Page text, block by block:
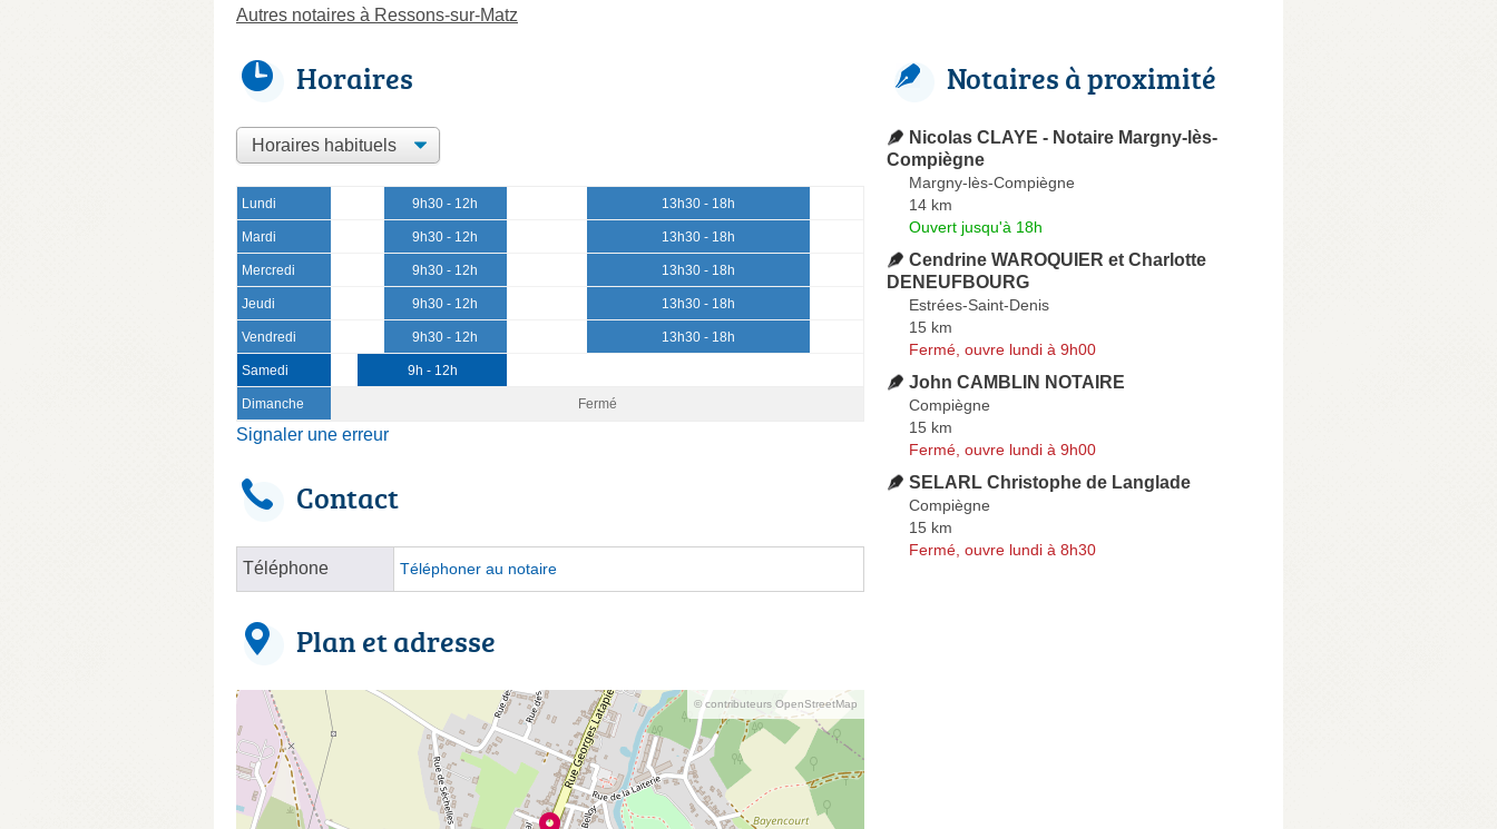
Autres notaires à Ressons-sur-Matz
Horaires
Lundi 9h30 - 12h 13h30 - 18h
Mardi 9h30 - 12h 13h30 - 18h
Mercredi 9h30 - 12h 13h30 - 18h
Jeudi 9h30 - 12h 13h30 - 18h
Vendredi 9h30 - 12h 13h30 - 18h
Samedi 9h - 12h
Dimanche Fermé
Signaler une erreur
Contact
Téléphone Téléphoner au notaire
Plan et adresse
© contributeurs OpenStreetMap
Notaires à proximité
Nicolas CLAYE - Notaire Margny-lès-
Compiègne
Margny-lès-Compiègne
14 km
Ouvert jusqu'à 18h
Cendrine WAROQUIER et Charlotte
DENEUFBOURG
Estrées-Saint-Denis
15 km
Fermé, ouvre lundi à 9h00
John CAMBLIN NOTAIRE
Compiègne
15 km
Fermé, ouvre lundi à 9h00
SELARL Christophe de Langlade
Compiègne
15 km
Fermé, ouvre lundi à 8h30